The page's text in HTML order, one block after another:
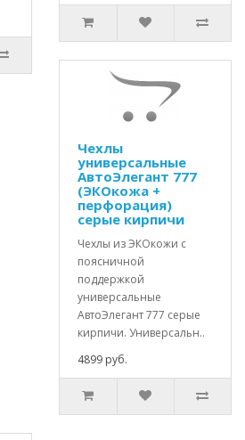
Чехлы
универсальные
АвтоЭлегант 777
(ЭКОкожа +
перфорация)
серые кирпичи
Чехлы из ЭКОкожи с
поясничной
поддержкой
универсальные
АвтоЭлегант 777 серые
кирпичи. Универсальн..
4899 руб.